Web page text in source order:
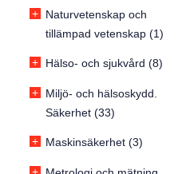
+ Naturvetenskap och
tillämpad vetenskap (1)
+ Hälso- och sjukvård (8)
+ Miljö- och hälsoskydd.
Säkerhet (33)
+ Maskinsäkerhet (3)